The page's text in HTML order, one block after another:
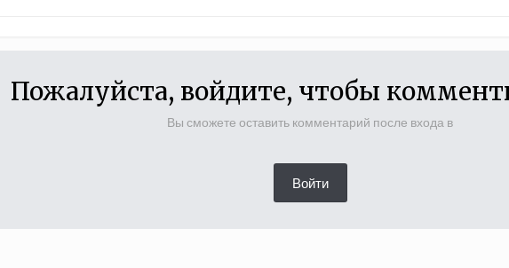
Пожалуйста, войдите, чтобы
Вы сможете оставить комментарий после входа в
Войти